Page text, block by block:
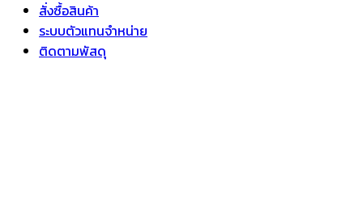
สั่งซื้อสินค้า
ระบบตัวแทนจำหน่าย
ติดตามพัสดุ